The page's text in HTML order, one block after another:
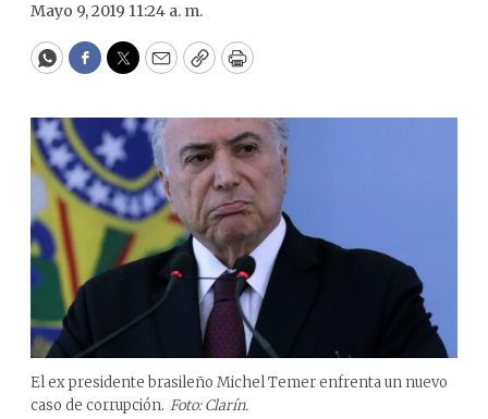
Mayo 9, 2019 11:24 a. m.
WhatsApp
Facebook
Twitter
EmailCopyPrint
El ex presidente brasileño Michel Temer enfrenta un nuevo
caso de corrupción. Foto: Clarín.